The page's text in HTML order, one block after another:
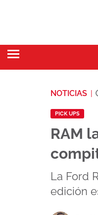
NOTICIAS
PICK UPS
RAM
La Ford
edición